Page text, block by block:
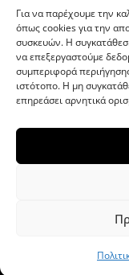
Για να παρέχουμε την
όπως cookies για την
συσκευών. Η
να επεξεργαστούμε
συμπεριφορά
ιστότοπο. Η μη
επηρεάσει αρνητικά
G-point.gr
WordPress